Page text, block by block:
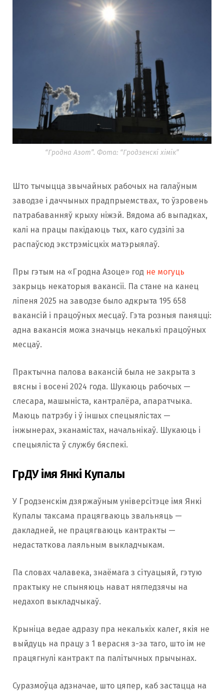
“Гродна Азот”. Фота: “Гродзенскі хімік”
Што тычыцца звычайных рабочых на галаўным
заводзе і даччыных прадпрыемствах, то ўзровень
патрабаванняў крыху ніжэй. Вядома аб выпадках,
калі на працы пакідаюць тых, каго судзілі за
распаўсюд экстрэмісцкіх матэрыялаў.
Пры гэтым на «Гродна Азоце» год не могуць
закрыць некаторыя вакансіі. Па стане на канец
ліпеня 2025 на заводзе было адкрыта 195 658
вакансій і працоўных месцаў. Гэта розныя паняцці:
адна вакансія можа значыць некалькі працоўных
месцаў.
Практычна палова вакансій была не закрыта з
вясны і восені 2024 года. Шукаюць рабочых —
слесара, машыніста, кантралёра, апаратчыка.
Маюць патрэбу і ў іншых спецыялістах —
інжынерах, эканамістах, начальнікаў. Шукаюць і
спецыяліста ў службу бяспекі.
ГрДУ імя Янкі Купалы
У Гродзенскім дзяржаўным універсітэце імя Янкі
Купалы таксама працягваюць звальняць —
дакладней, не працягваюць кантракты —
недастаткова лаяльным выкладчыкам.
Па словах чалавека, знаёмага з сітуацыяй, гэтую
практыку не спыняюць нават нягледзячы на
недахоп выкладчыкаў.
Крыніца ведае адразу пра некалькіх калег, якія не
выйдуць на працу з 1 верасня з-за таго, што ім не
працягнулі кантракт па палітычных прычынах.
Суразмоўца адзначае, што цяпер, каб застацца на